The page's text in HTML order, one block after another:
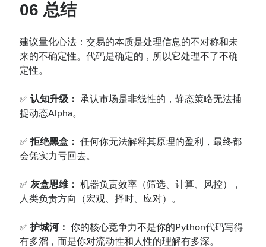
06 总结
建议量化心法：交易的本质是处理信息的不对称和未
来的不确定性。代码是确定的，所以它处理不了不确
定性。
✅认知升级：
承认市场是非线性的，静态策略无法捕
捉动态Alpha。
✅拒绝黑盒：
任何你无法解释其原理的盈利，最终都
会凭实力亏回去。
✅ 灰盒思维：
机器负责效率（筛选、计算、风控），
人类负责方向（宏观、择时、应对）。
✅护城河：
你的核心竞争力不是你的Python代码写得
有多溜，而是你对流动性和人性的理解有多深。